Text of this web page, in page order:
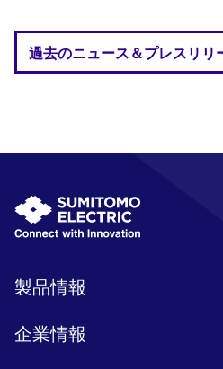
過去のニュース＆プレスリリ
製品情報
企業情報